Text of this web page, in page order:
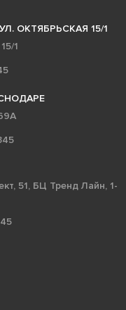
ОКТЯБРЬСКАЯ 15/1
1
51, БЦ Тренд Лайн, 1-